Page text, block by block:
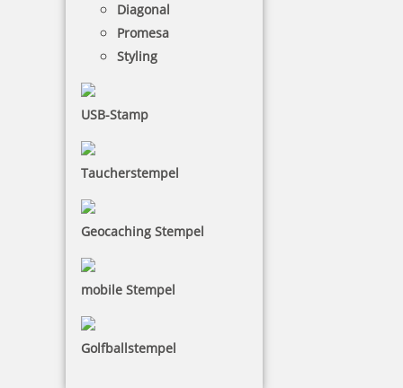
Diagonal
Promesa
Styling
USB-Stamp
Taucherstempel
Geocaching Stempel
mobile Stempel
Golfballstempel
Colop Printer 60 Arztstempel - Praxisstempel m. individuellem
Jetzt gestalten
Colop Printer Arztstempel Motiv Hermesstab m. individuellem